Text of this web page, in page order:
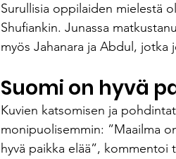
Surullisia oppilaiden mielestä
Shufiankin. Junassa
myös Jahanara ja Abdul, jotka
Suomi on hyvä
Kuvien katsomisen ja
monipuolisemmin: ”Maailma
hyvä paikka elää”,